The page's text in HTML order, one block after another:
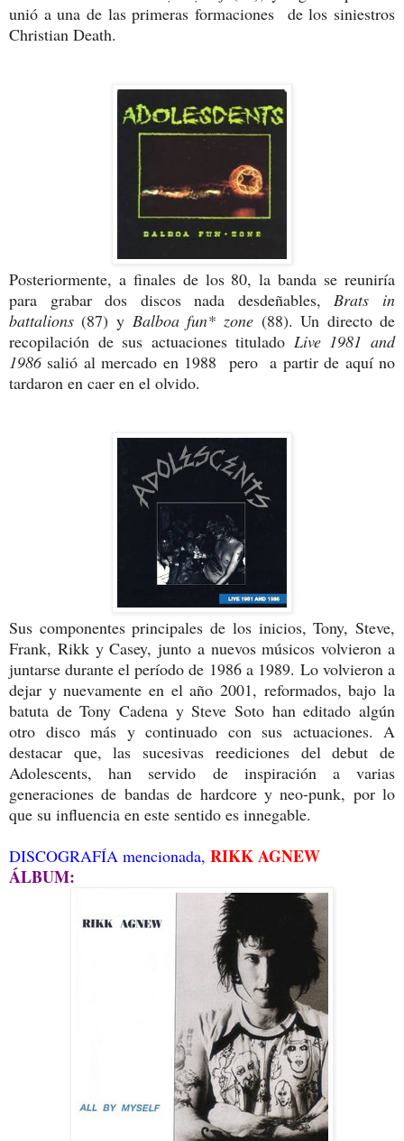
unió a una de las primeras formaciones de los siniestros
Christian Death.
Posteriormente, a finales de los 80, la banda se reuniría
para grabar dos discos nada desdeñables,Brats in
battalions(87) yBalboa fun* zone(88). Un directo de
recopilación de sus actuaciones titulado Live 1981 and
1986 salió al mercado en 1988 pero a partir de aquí no
tardaron en caer en el olvido.
Sus componentes principales de los inicios, Tony, Steve,
Frank, Rikk y Casey, junto a nuevos músicos volvieron a
juntarse durante el período de 1986 a 1989. Lo volvieron a
dejar y nuevamente en el año 2001, reformados, bajo la
batuta de Tony Cadena y Steve Soto han editado algún
otro disco más y continuado con sus actuaciones. A
destacar que, las sucesivas reediciones del debut de
Adolescents, han servido de inspiración a varias
generaciones de bandas de hardcore y neo-punk, por lo
que su influencia en este sentido es innegable.
DISCOGRAFÍA mencionada, RIKK AGNEW
ÁLBUM: